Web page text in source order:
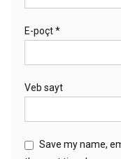
E-poçt*
Veb sayt
Save my name,